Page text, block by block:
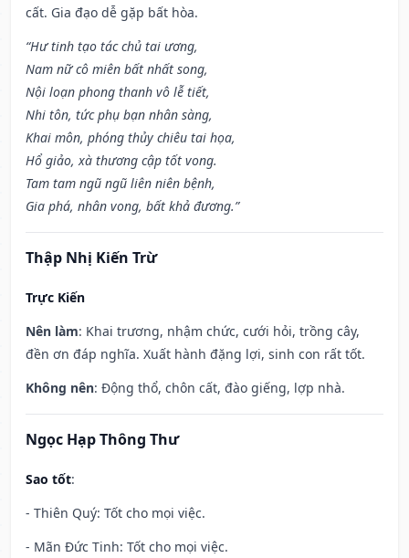
cất. Gia đạo dễ gặp bất hòa.
“Hư tinh tạo tác chủ tai ương,
Nam nữ cô miên bất nhất song,
Nội loạn phong thanh vô lễ tiết,
Nhi tôn, tức phụ bạn nhân sàng,
Khai môn, phóng thủy chiêu tai họa,
Hổ giảo, xà thương cập tốt vong.
Tam tam ngũ ngũ liên niên bệnh,
Gia phá, nhân vong, bất khả đương.”
Thập Nhị Kiến Trừ
Trực Kiến
Nên làm: Khai trương, nhậm chức, cưới hỏi, trồng cây,
đền ơn đáp nghĩa. Xuất hành đặng lợi, sinh con rất tốt.
Không nên: Động thổ, chôn cất, đào giếng, lợp nhà.
Ngọc Hạp Thông Thư
Sao tốt:
- Thiên Quý: Tốt cho mọi việc.
- Mãn Đức Tinh: Tốt cho mọi việc.